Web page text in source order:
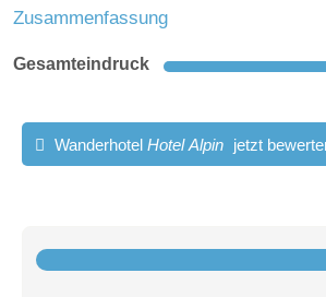
Zusammenfassung
Gesamteindruck
Wanderhotel Hotel Alpin jetzt